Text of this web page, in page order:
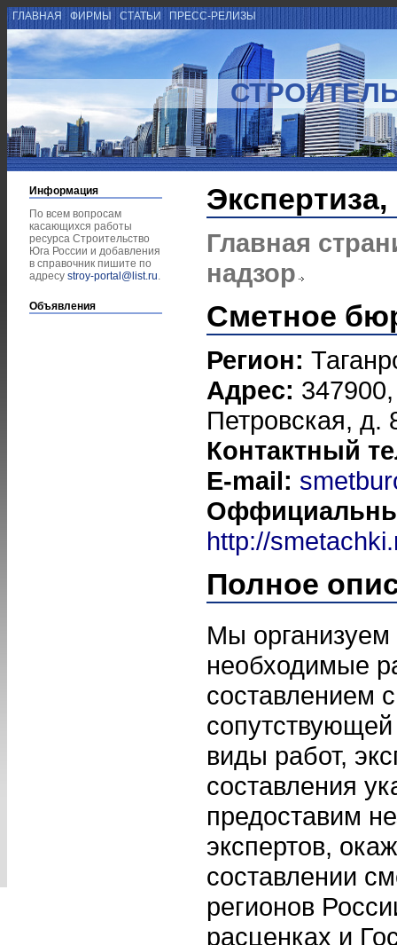
ГЛАВНАЯ ФИРМЫ СТАТЬИ ПРЕСС-РЕЛИЗЫ
Информация
По всем вопросам
касающихся работы
ресурса Строительство
Юга России и добавления
в справочник пишите по
адресу stroy-portal@list.ru.
Объявления
Главная
надзор
Сметное
Регион:
Адрес: 347900,
Петровская, д.
Контактный
E-mail:
http://
Полное
Мы
необходимые
составлением
виды работ,
составления
предоставим
экспертов,
составлении
регионов
расценках и